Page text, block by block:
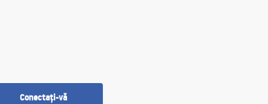
Conectați-vă